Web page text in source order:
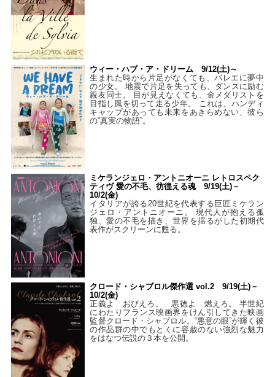
ウィー・ハブ・ア・ドリーム 9/12(土)～
生まれた時から片足がなくても、バレエに夢中
の少女。 地震で片足を失っても、ダンスに励む
親友同士。 目が見えなくても、金メダリストを
目指し風を切って走る少年。 これは、ハンディ
キャップがあっても未来をあきらめない、彼ら
の“真実の物語”。
ミケランジェロ・アントニオーニ レトロスペク
ティヴ 愛の不毛、彷徨える魂 9/19(土)－
10/2(金)
イタリアが誇る20世紀を代表する巨匠ミケラン
ジェロ・アントニオーニ。 現代人が抱える孤
独、愛の不毛を描き、世界を揺るがした初期代
表作がスクリーンに甦る。
クロード・シャブロル傑作選 vol.2 9/19(土)－
10/2(金)
正義よ おびえろ。 悪徳よ 燃えろ。 半世紀
にわたりフランス映画界をけん引してきた映画
監督クロード・シャブロル。“悪意の眼”が輝く彼
の作品群の中でもとくに容赦のない強烈な魅力
をはなつ伝説の３本を公開。